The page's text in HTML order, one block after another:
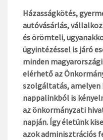
Házasságkötés,
autóvásárlás,
és örömteli,
ügyintézéssel is járó
minden
elérhető az
szolgáltatás, amelyen
nappalinkból is
az önkormányzati
napján. Így életünk
azok adminisztrációs